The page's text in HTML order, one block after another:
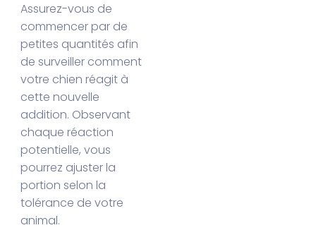
Assurez-vous de
commencer par de
petites quantités afin
de surveiller comment
votre chien réagit à
cette nouvelle
addition. Observant
chaque réaction
potentielle, vous
pourrez ajuster la
portion selon la
tolérance de votre
animal.